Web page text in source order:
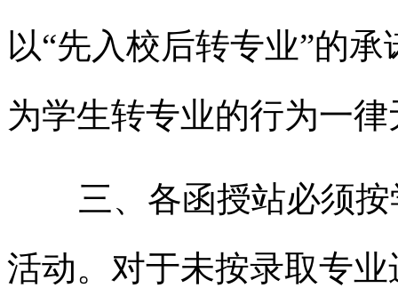
以“先入校后转专业”的
为学生转专业的行为一
三、各函授站必须按
活动。对于未按录取专